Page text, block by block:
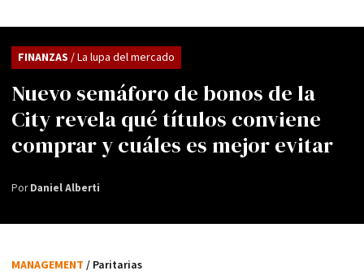
Nuevo semáforo de bonos de la
City revela qué títulos conviene
comprar y cuáles es mejor evitar
FINANZAS / La lupa del mercado
PorDaniel Alberti
MANAGEMENT / Paritarias